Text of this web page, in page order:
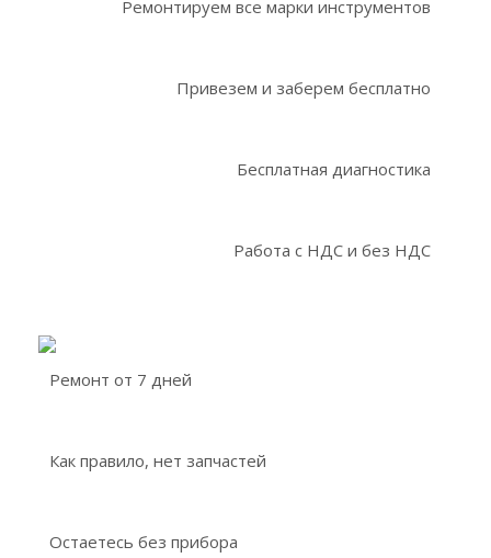
Ремонтируем все марки инструментов
Привезем и заберем бесплатно
Бесплатная диагностика
Работа с НДС и без НДС
Ремонт от 7 дней
Как правило, нет запчастей
Остаетесь без прибора